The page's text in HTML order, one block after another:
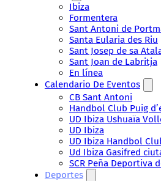
Ibiza
Formentera
Sant Antoni de
Santa Eularia des Riu
Sant Josep de sa
Sant Joan de Labritja
En línea
Calendario De Eventos
CB Sant Antoni
Handbol Club Puig
UD Ibiza Ushuaïa
UD Ibiza
UD Ibiza Handbol
Ud Ibiza Gasifred
SCR Peña Deportiva
Deportes